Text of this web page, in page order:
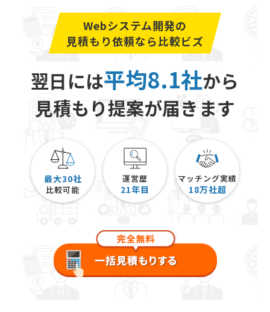
Webシステム開発の
見積もり依頼なら比較ビズ
翌日には平均8.1社から
見積もり提案が届きます
最大30社
比較可能
運営歴
21年目
マッチング実績
18万社超